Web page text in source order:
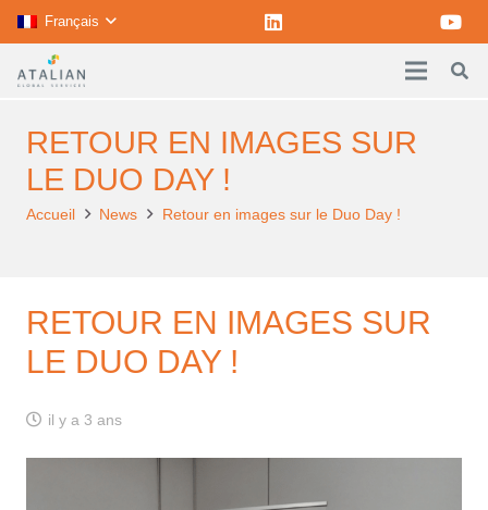
Français
RETOUR EN IMAGES SUR
LE DUO DAY !
Accueil News Retour en images sur le Duo Day !
RETOUR EN IMAGES SUR
LE DUO DAY !
il y a 3 ans